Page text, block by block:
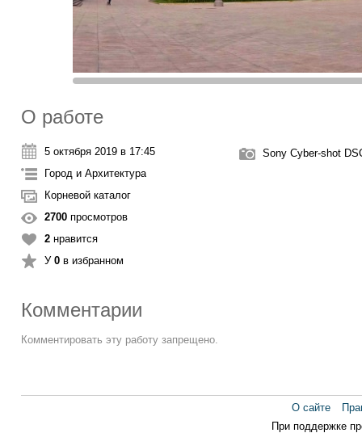
О работе
5 октября 2019 в 17:45
Город и Архитектура
Корневой каталог
2700 просмотров
2 нравится
У 0 в избранном
Sony Cyber-shot
Комментарии
Комментировать эту работу запрещено.
О сайте
При поддержке